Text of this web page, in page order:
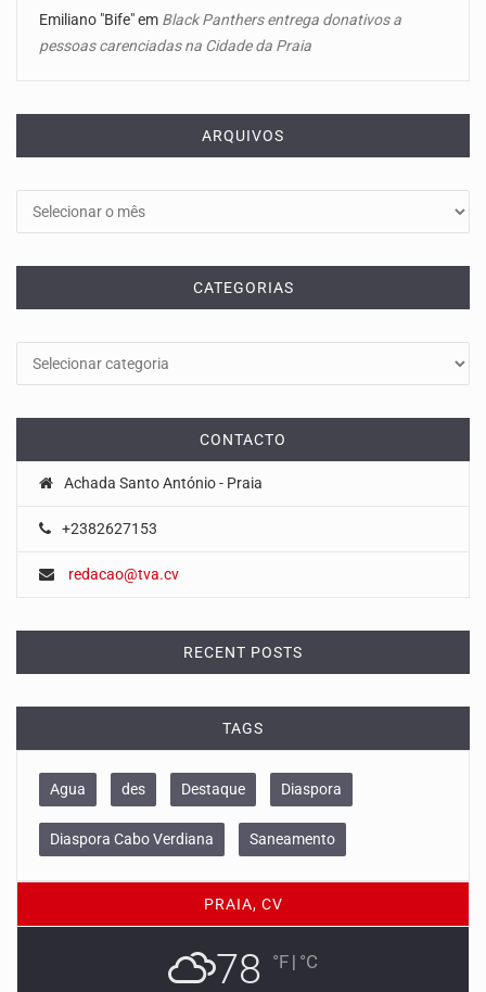
Emiliano "Bife"em Black Panthers entrega donativos a
pessoas carenciadas na Cidade da Praia
ARQUIVOS
CATEGORIAS
CONTACTO
Achada Santo António - Praia
+2382627153
redacao@tva.cv
RECENT POSTS
TAGS
Agua des Destaque Diaspora
Diaspora Cabo Verdiana Saneamento
PRAIA, CV
78 °F | °C